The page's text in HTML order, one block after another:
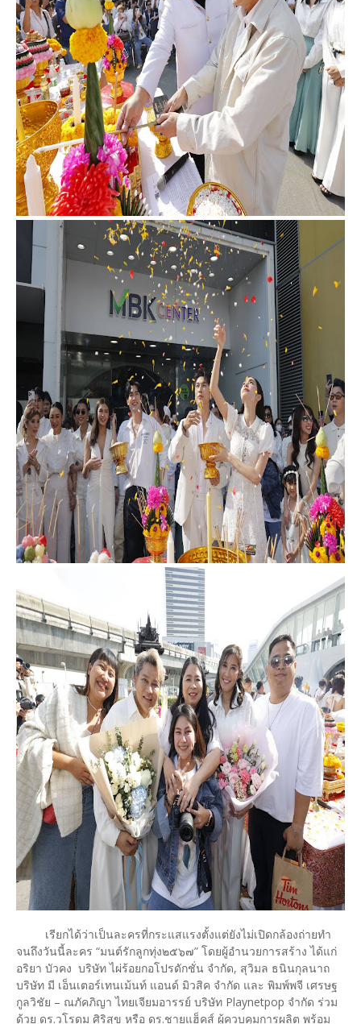
​ เรียกได้ว่าเป็นละครที่กระแสแรงตั้งแต่ยังไม่เปิดกล้องถ่ายทำ
จนถึงวันนี้ละคร “มนต์รักลูกทุ่ง๒๕๖๗” โดยผู้อำนวยการสร้าง ได้แก่
อริยา บัวคง บริษัท ไผ่ร้อยกอโปรดักชั่น จำกัด, สุวิมล ธนินกุลนาถ
บริษัท มี เอ็นเตอร์เทนเม้นท์ แอนด์ มิวสิค จำกัด และ พิมพ์พจี เศรษฐ
กูลวิชัย – ณภัคภิญา ไทยเจียมอารรย์ บริษัท Playnetpop จำกัด ร่วม
ด้วย ดร.วโรดม ศิริสุข หรือ ดร.ชายแฮ็คส์ ผู้ควบคุมการผลิต พร้อม